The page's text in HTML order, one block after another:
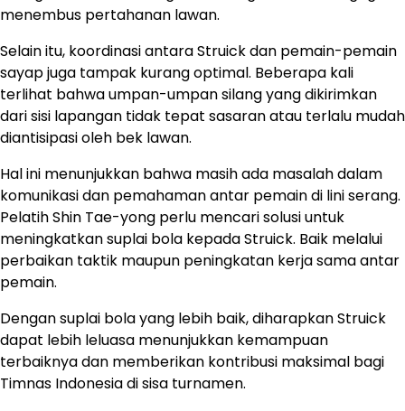
menembus pertahanan lawan.
Selain itu, koordinasi antara Struick dan pemain-pemain
sayap juga tampak kurang optimal. Beberapa kali
terlihat bahwa umpan-umpan silang yang dikirimkan
dari sisi lapangan tidak tepat sasaran atau terlalu mudah
diantisipasi oleh bek lawan.
Hal ini menunjukkan bahwa masih ada masalah dalam
komunikasi dan pemahaman antar pemain di lini serang.
Pelatih Shin Tae-yong perlu mencari solusi untuk
meningkatkan suplai bola kepada Struick. Baik melalui
perbaikan taktik maupun peningkatan kerja sama antar
pemain.
Dengan suplai bola yang lebih baik, diharapkan Struick
dapat lebih leluasa menunjukkan kemampuan
terbaiknya dan memberikan kontribusi maksimal bagi
Timnas Indonesia di sisa turnamen.